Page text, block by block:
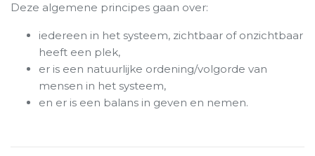
Deze algemene principes gaan over:
iedereen in het systeem, zichtbaar of onzichtbaar
heeft een plek,
er is een natuurlijke ordening/volgorde van
mensen in het systeem,
en er is een balans in geven en nemen.